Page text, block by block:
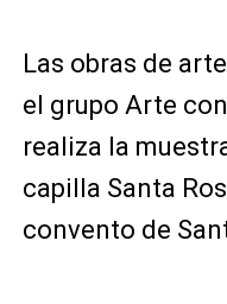
Las obras de
el grupo Arte
realiza la
capilla Santa
convento de